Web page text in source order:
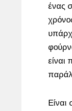
ένας
είναι
Είναι